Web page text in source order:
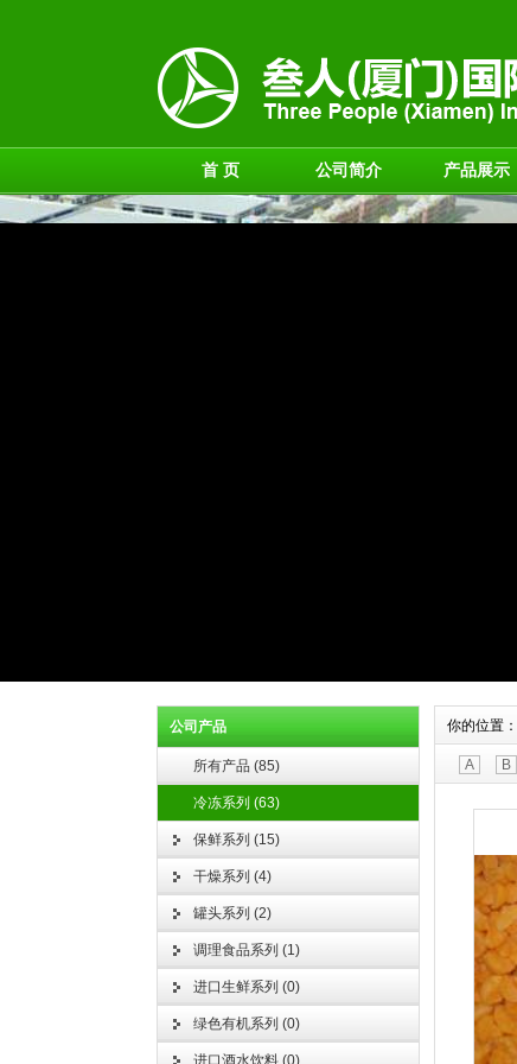
首 页 公司简介 产品展示
公司产品
所有产品 (85)
冷冻系列 (63)
保鲜系列 (15)
干燥系列 (4)
罐头系列 (2)
调理食品系列 (1)
进口生鲜系列 (0)
绿色有机系列 (0)
进口酒水饮料 (0)
你的位置：
A B